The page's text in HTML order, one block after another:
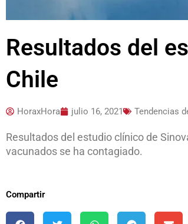
Resultados del
Chile
HoraxHora julio 16, 2021 Tendencias
Resultados del estudio clínico de
vacunados se ha contagiado.
Compartir